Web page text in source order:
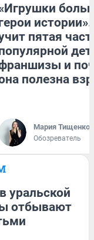
пятая
и
полезна
Мария Тищенко
Обозреватель
уральской
отбывают